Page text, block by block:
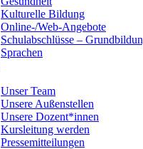
Kulturelle Bildung
Online-/Web-Angebote
Schulabschlüsse –
Sprachen
Unser Team
Unsere Außenstellen
Unsere Dozent*innen
Kursleitung werden
Pressemitteilungen